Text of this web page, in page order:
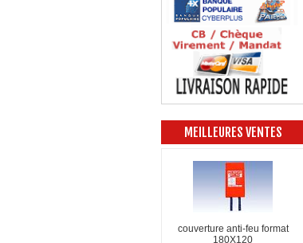
MEILLEURES VENTES
couverture anti-feu format
180X120